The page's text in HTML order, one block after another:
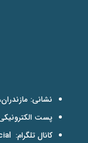
نشانی: مازندران، آمل، کیلومتر ۵
پست
کانال تلگرام: